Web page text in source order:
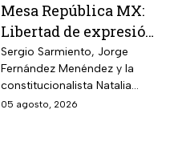
Mesa República MX:
Libertad de expresión
en riesgo y los
ataques contra TV
Azteca
Sergio Sarmiento, Jorge
Fernández Menéndez y la
constitucionalista Natalia
Torres analizan los recientes
05 agosto, 2026